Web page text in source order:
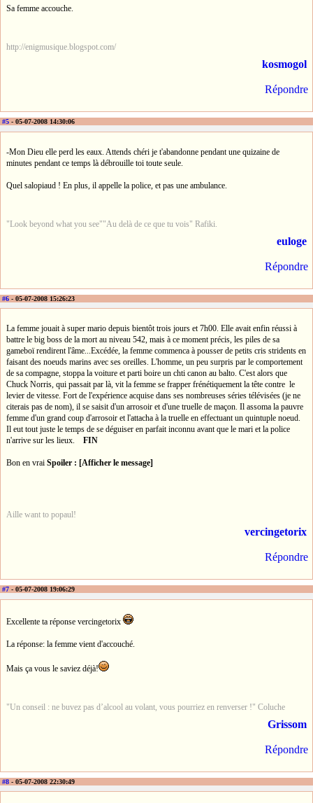
Sa femme accouche.
http://enigmusique.blogspot.com/
kosmogol
Répondre
#5 - 05-07-2008 14:30:06
-Mon Dieu elle perd les eaux. Attends chéri je t'abandonne pendant une quizaine de
minutes pendant ce temps là débrouille toi toute seule.
Quel salopiaud ! En plus, il appelle la police, et pas une ambulance.
"Look beyond what you see""Au delà de ce que tu vois" Rafiki.
euloge
Répondre
#6 - 05-07-2008 15:26:23
La femme jouait à super mario depuis bientôt trois jours et 7h00. Elle avait enfin réussi à
battre le big boss de la mort au niveau 542, mais à ce moment précis, les piles de sa
gameboï rendirent l'âme...Excédée, la femme commenca à pousser de petits cris stridents en
faisant des noeuds marins avec ses oreilles. L'homme, un peu surpris par le comportement
de sa compagne, stoppa la voiture et parti boire un chti canon au balto. C'est alors que
Chuck Norris, qui passait par là, vit la femme se frapper frénétiquement la tête contre le
levier de vitesse. Fort de l'expérience acquise dans ses nombreuses séries télévisées (je ne
citerais pas de nom), il se saisit d'un arrosoir et d'une truelle de maçon. Il assoma la pauvre
femme d'un grand coup d'arrosoir et l'attacha à la truelle en effectuant un quintuple noeud.
Il eut tout juste le temps de se déguiser en parfait inconnu avant que le mari et la police
n'arrive sur les lieux. FIN
Bon en vrai Spoiler : [Afficher le message]
Aille want to popaul!
vercingetorix
Répondre
#7 - 05-07-2008 19:06:29
Excellente ta réponse vercingetorix
La réponse: la femme vient d'accouché.
Mais ça vous le saviez déjà!
"Un conseil : ne buvez pas d’alcool au volant, vous pourriez en renverser !" Coluche
Grissom
Répondre
#8 - 05-07-2008 22:30:49